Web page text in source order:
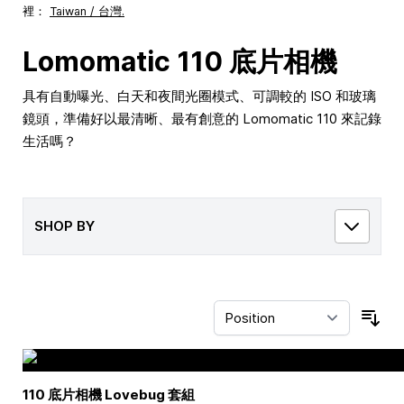
裡： Taiwan / 台灣.
Lomomatic 110 底片相機
具有自動曝光、白天和夜間光圈模式、可調較的 ISO 和玻璃
鏡頭，準備好以最清晰、最有創意的 Lomomatic 110 來記錄
生活嗎？
SHOP BY
110 底片相機 Lovebug 套組